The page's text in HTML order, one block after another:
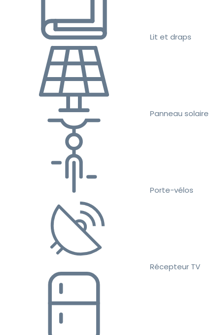
Lit et draps
Panneau solaire
Porte-vélos
Récepteur TV